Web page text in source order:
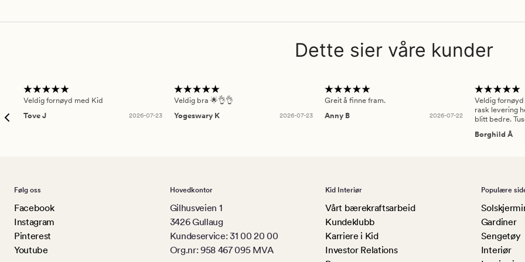
Dette sier våre kunder
Veldig fornøyd med Kid
Tove J
2026-07-23
Veldig bra 🌟👌👌
Yogeswary K
2026-07-23
Greit å finne fram.
Anny B
2026-07-22
Veldig
rask levering
blitt bedre.
Borghild Å
Følg oss
Facebook
Instagram
Pinterest
Youtube
Hovedkontor
Gilhusveien 1
3426 Gullaug
Kundeservice: 31 00 20 00
Org.nr: 958 467 095 MVA
Kid Interiør
Vårt bærekraftsarbeid
Kundeklubb
Karriere i Kid
Investor Relations
Populære
Gardiner
Sengetøy
Interiør